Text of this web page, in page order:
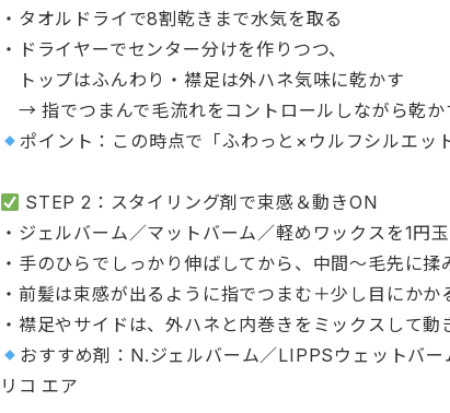
・タオルドライで8割乾きまで水気を取る
・ドライヤーでセンター分けを作りつつ、
トップはふんわり・襟足は外ハネ気味に乾かす
→ 指でつまんで毛流れをコントロールしながら乾
ポイント：この時点で「ふわっと×ウルフシルエッ
STEP 2：スタイリング剤で束感＆動きON
・ジェルバーム／マットバーム／軽めワックスを1円
・手のひらでしっかり伸ばしてから、中間〜毛先に揉
・前髪は束感が出るように指でつまむ＋少し目にかか
・襟足やサイドは、外ハネと内巻きをミックスして動
おすすめ剤：N.ジェルバーム／LIPPSウェットバー
リコ エア